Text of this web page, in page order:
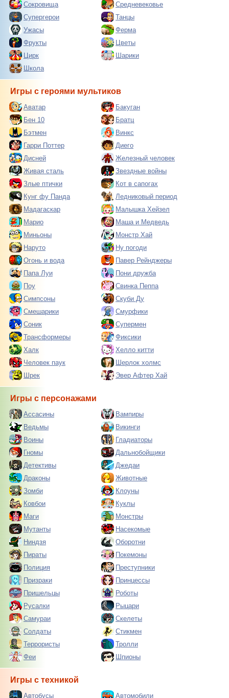
Сокровища
Средневековье
Супергерои
Танцы
Ужасы
Ферма
Фрукты
Цветы
Цирк
Шарики
Школа
Игры с героями мультиков
Аватар
Бакуган
Бен 10
Братц
Бэтмен
Винкс
Гарри Поттер
Диего
Дисней
Железный человек
Живая сталь
Звездные войны
Злые птички
Кот в сапогах
Кунг фу Панда
Ледниковый период
Мадагаскар
Малышка Хейзел
Марио
Маша и Медведь
Миньоны
Монстр Хай
Наруто
Ну погоди
Огонь и вода
Павер Рейнджеры
Папа Луи
Пони дружба
Поу
Свинка Пеппа
Симпсоны
Скуби Ду
Смешарики
Смурфики
Соник
Супермен
Трансформеры
Фиксики
Халк
Хелло китти
Человек паук
Шерлок холмс
Шрек
Эвер Афтер Хай
Игры с персонажами
Ассасины
Вампиры
Ведьмы
Викинги
Воины
Гладиаторы
Гномы
Дальнобойщики
Детективы
Джедаи
Драконы
Животные
Зомби
Клоуны
Ковбои
Куклы
Маги
Монстры
Мутанты
Насекомые
Ниндзя
Оборотни
Пираты
Покемоны
Полиция
Преступники
Призраки
Принцессы
Пришельцы
Роботы
Русалки
Рыцари
Самураи
Скелеты
Солдаты
Стикмен
Террористы
Тролли
Феи
Шпионы
Игры с техникой
Автобусы Автомобили